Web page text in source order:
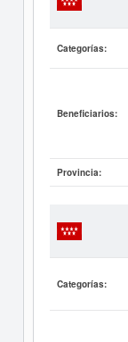
Categorías:
Beneficiarios:
Provincia:
Categorías: